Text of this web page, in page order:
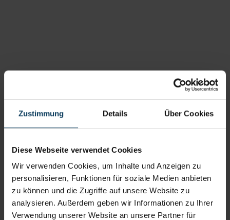
Zustimmung Details Über Cookies
Diese Webseite verwendet Cookies
Wir verwenden Cookies, um Inhalte und Anzeigen zu
personalisieren, Funktionen für soziale Medien anbieten
zu können und die Zugriffe auf unsere Website zu
analysieren. Außerdem geben wir Informationen zu Ihrer
Verwendung unserer Website an unsere Partner für
OPERATIVE EXZELLENZ AUF ZEIT
Piquano Interim
Professionals
Das kuratierte Netzwerk erfahrener Interim
Manager mit der passgenauen Expertise